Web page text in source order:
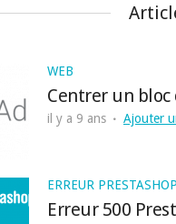
WEB
Centrer un bloc
il y a 9 ans Ajouter
ERREUR PRESTASHOP
Erreur 500